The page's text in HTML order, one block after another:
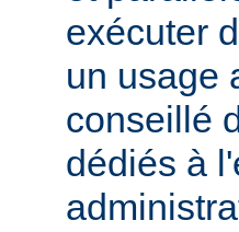
exécuter
un usage
conseillé
dédiés à